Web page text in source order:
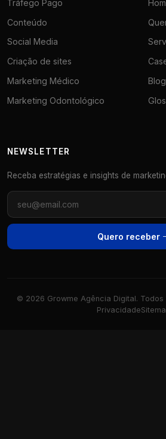
Tráfego Pago
Conteúdo
Social Media
Criação de sites
Marketing Médico
Marketing Odontológico
Blog
NEWSLETTER
Receba estratégias e insights de
Quero receber
© 2026 Growme Agência Digital.
Privacidade